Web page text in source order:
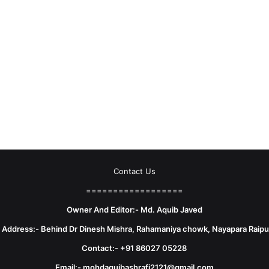
Contact Us
==================
Owner And Editor:- Md. Aquib Javed
Behind Dr Dinesh Mishra, Rahamaniya chowk, Nayapara
Contact:- +91 86027 05228